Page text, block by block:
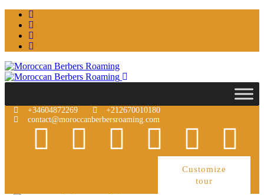
+34604872269
+212670010180
contact@moroccanberbersroaming.com
Customize
tour